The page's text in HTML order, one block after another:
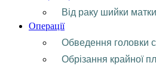
Від раку шийки матки
Операції
Обведення головки
Обрізання крайної